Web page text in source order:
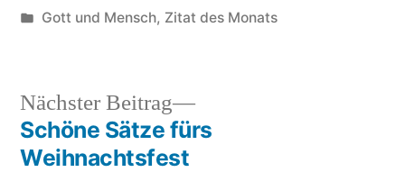
von
Veröffentlicht
Gott und Mensch, Zitat des Monats
Beitragsnavigation
Nächster Beitrag
Nächster
Beitrag:
Schöne Sätze fürs
Weihnachtsfest